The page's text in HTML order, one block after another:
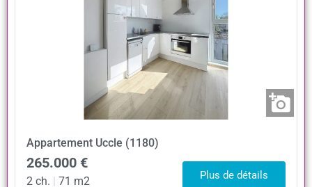
Appartement Uccle (1180)
265.000 €
2 ch. 71 m2 Plus de détails